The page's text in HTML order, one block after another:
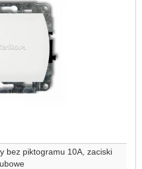
bez piktogramu 10A, zaciski